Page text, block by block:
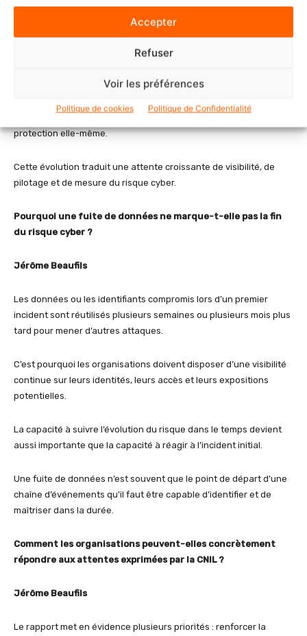
Accepter
Refuser
Voir les préférences
Politique de cookies Politique de Confidentialité
Les organisations doivent démontrer qu’elles protègent leurs
identités, qu’elles surveillent leurs accès, qu’elles détectent les
rapidement en cas d’incident.
protection elle-même.
Cette évolution traduit une attente croissante de visibilité, de
pilotage et de mesure du risque cyber.
Pourquoi une fuite de données ne marque-t-elle pas la fin
du risque cyber ?
Jérôme Beaufils
Les données ou les identifiants compromis lors d’un premier
incident sont réutilisés plusieurs semaines ou plusieurs mois plus
tard pour mener d’autres attaques.
C’est pourquoi les organisations doivent disposer d’une visibilité
continue sur leurs identités, leurs accès et leurs expositions
potentielles.
La capacité à suivre l’évolution du risque dans le temps devient
aussi importante que la capacité à réagir à l’incident initial.
Une fuite de données n’est souvent que le point de départ d’une
chaîne d’événements qu’il faut être capable d’identifier et de
maîtriser dans la durée.
Comment les organisations peuvent-elles concrètement
répondre aux attentes exprimées par la CNIL ?
Jérôme Beaufils
Le rapport met en évidence plusieurs priorités : renforcer la